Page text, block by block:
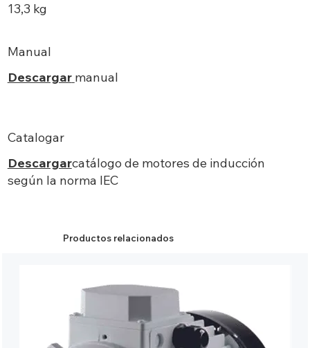
13,3 kg
Manual
Descargar manual
Catalogar
Descargarcatálogo de motores de inducción
según la norma IEC
Productos relacionados